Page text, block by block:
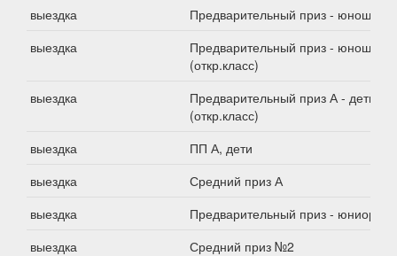
выездка
Предварительный приз - юноши
выездка
Предварительный приз - юноши
(откр.класс)
выездка
Предварительный приз А - дети
(откр.класс)
выездка
ПП А, дети
выездка
Средний приз А
выездка
Предварительный приз - юниоры
выездка
Средний приз №2